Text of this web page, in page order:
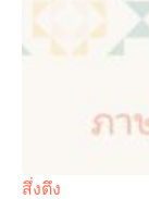
สึ่งตึง